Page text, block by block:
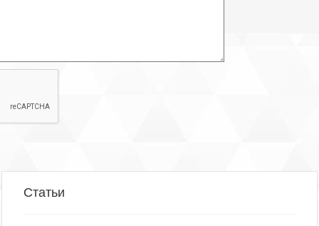
является одним из самых привлекательных по цене вариантов
размещения бизнеса в Санкт-Петербурге. На объекте недавно
«С». Все, что нужно сделать – указать желаемые поисковые
параметры, и система за несколько секунд найдет подходящие
Предоплата: 11 месяцев, предоплата первого и последнего
Автопарковка: На территории БЦ
Статьи